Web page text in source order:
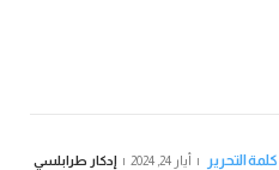
كلمة التحرير أيار 24, 2024 إدكار طرابلسي